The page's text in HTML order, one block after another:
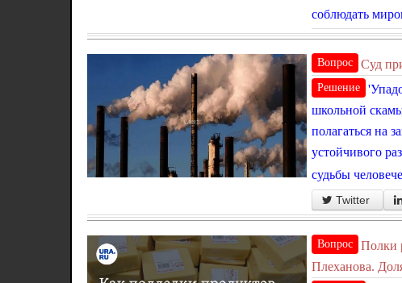
соблюдать
Вопрос Суд
Решение
школьной
полагаться на
устойчивого
судьбы
Twitter
Вопрос
Полки
Плеханова.